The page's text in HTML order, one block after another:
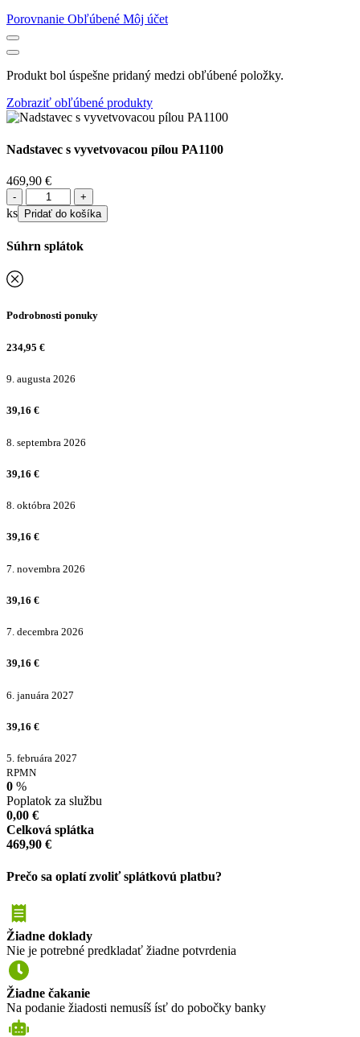
Porovnanie Obľúbené Môj účet
Produkt bol úspešne pridaný medzi obľúbené položky.
Zobraziť obľúbené produkty
Nadstavec s vyvetvovacou pílou PA1100
469,90 €
množstvo
Nadstavec
pílou
ks Pridať do košíka
Súhrn splátok
Podrobnosti ponuky
234,95 €
9. augusta 2026
39,16 €
8. septembra 2026
39,16 €
8. októbra 2026
39,16 €
7. novembra 2026
39,16 €
7. decembra 2026
39,16 €
6. januára 2027
39,16 €
5. februára 2027
RPMN
0 %
Poplatok za službu
0,00 €
Celková splátka
469,90 €
Prečo sa oplatí zvoliť splátkovú platbu?
Žiadne doklady
Nie je potrebné predkladať žiadne potvrdenia
Žiadne čakanie
Na podanie žiadosti nemusíš ísť do pobočky banky